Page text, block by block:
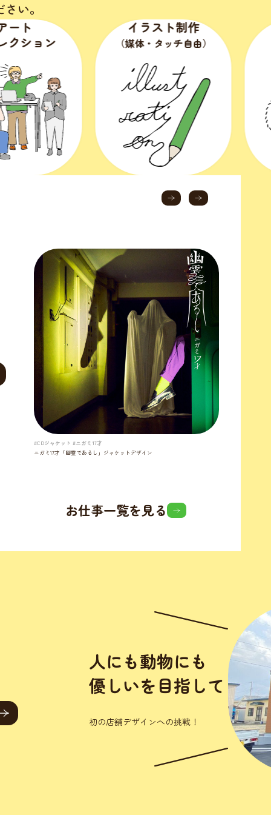
い。
イラスト制作
（媒体・タッチ自由）
キャラクタ
デザイン
#CDジャケット #ニガミ17才
ニガミ17才「幽霊であるし」ジャケットデザイン
お仕事一覧を見る
初の店舗デザイン
もお世話になって
ンジニアさんの依